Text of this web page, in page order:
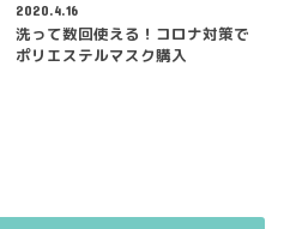
2020.4.16
洗って数回使える！コロナ対策で
ポリエステルマスク購入